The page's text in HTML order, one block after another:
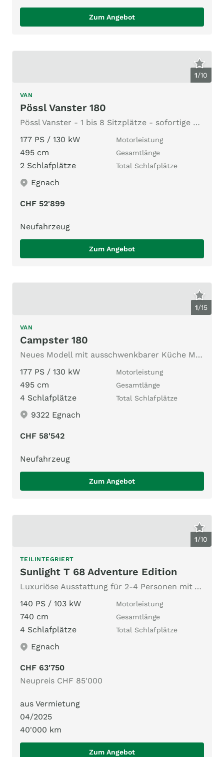
Zum Angebot
1/10
VAN
Pössl Vanster 180
Pössl Vanster - 1 bis 8 Sitzplätze - sofortige Übergabe
177 PS / 130 kW
Motorleistung
495 cm Gesamtlänge
2 Schlafplätze Total Schlafplätze
Egnach
CHF 52'899
Neufahrzeug
Zum Angebot
1/15
VAN
Campster 180
Neues Modell mit ausschwenkbarer Küche Modell 2026
177 PS / 130 kW
Motorleistung
495 cm Gesamtlänge
4 Schlafplätze Total Schlafplätze
9322 Egnach
CHF 58'542
Neufahrzeug
Zum Angebot
1/10
TEILINTEGRIERT
Sunlight T 68 Adventure Edition
Luxuriöse Ausstattung für 2-4 Personen mit Automatikgetriebe
140 PS / 103 kW
Motorleistung
740 cm Gesamtlänge
4 Schlafplätze Total Schlafplätze
Egnach
CHF 63'750
Neupreis CHF 85'000
aus Vermietung
04/2025
40'000 km
Zum Angebot